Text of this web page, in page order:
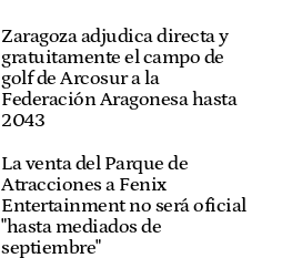
Zaragoza adjudica directa y
gratuitamente el campo de
golf de Arcosur a la
Federación Aragonesa hasta
2043
La venta del Parque de
Atracciones a Fenix
Entertainment no será oficial
"hasta mediados de
septiembre"